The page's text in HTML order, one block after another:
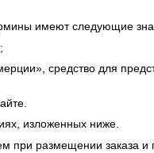
имеют следующие
средство для
изложенных ниже.
при размещении заказа и